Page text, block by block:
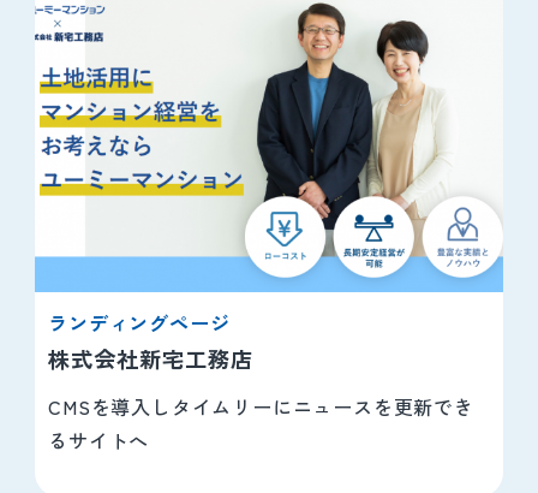
ランディングページ
株式会社新宅工務店
CMSを導入しタイムリーにニュースを更新でき
るサイトへ